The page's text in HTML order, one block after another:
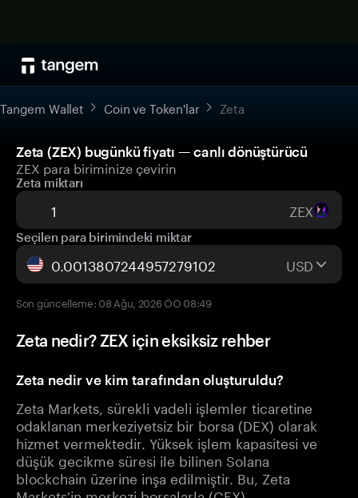
Tangem Wallet Coin ve Token'lar Zeta
Zeta (ZEX) bugünkü fiyatı — canlı dönüştürücü
ZEX para biriminize çevirin
Zeta miktarı
ZEX
Seçilen para birimindeki miktar
USD
Son güncelleme: 08 Ağu, 2026 ÖÖ 08:49
Zeta nedir? ZEX için eksiksiz rehber
Zeta nedir ve kim tarafından oluşturuldu?
Zeta Markets, sürekli vadeli işlemler ticaretine
odaklanan merkeziyetsiz bir borsa (DEX) olarak
hizmet vermektedir. Yüksek işlem kapasitesi ve
düşük gecikme süresi ile bilinen Solana
blockchain üzerine inşa edilmiştir. Bu, Zeta